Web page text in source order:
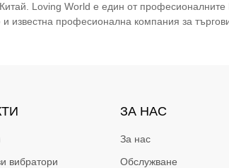
Loving World е един от
професионална компания за
вибратори
ЗА НАС
За нас
Обслужване